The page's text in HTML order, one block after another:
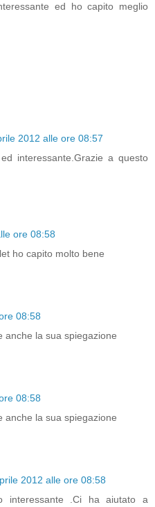
ed ho capito meglio
2012 alle ore 08:57
interessante.Grazie a questo
ore 08:58
ho capito molto bene
08:58
anche la sua spiegazione
08:58
anche la sua spiegazione
2012 alle ore 08:58
interessante .Ci ha aiutato a